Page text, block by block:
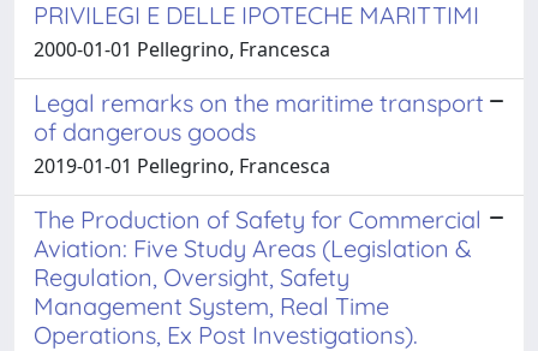
PRIVILEGI E DELLE IPOTECHE MARITTIMI
2000-01-01 Pellegrino, Francesca
Legal remarks on the maritime transport
of dangerous goods
2019-01-01 Pellegrino, Francesca
The Production of Safety for Commercial
Aviation: Five Study Areas (Legislation &
Regulation, Oversight, Safety
Management System, Real Time
Operations, Ex Post Investigations).